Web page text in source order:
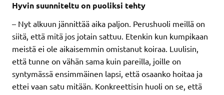
Hyvin suunniteltu on puoliksi tehty
– Nyt alkuun jännittää aika paljon. Perushuoli meillä on
siitä, että mitä jos jotain sattuu. Etenkin kun kumpikaan
meistä ei ole aikaisemmin omistanut koiraa. Luulisin,
että tunne on vähän sama kuin pareilla, joille on
syntymässä ensimmäinen lapsi, että osaanko hoitaa ja
ettei vaan satu mitään. Konkreettisin huoli on se, että